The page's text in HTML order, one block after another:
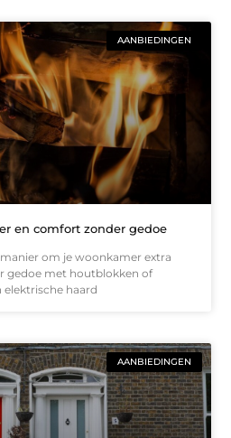
AANBIEDINGEN
en comfort zonder gedoe
om je woonkamer extra
gedoe met houtblokken of
elektrische haard
AANBIEDINGEN